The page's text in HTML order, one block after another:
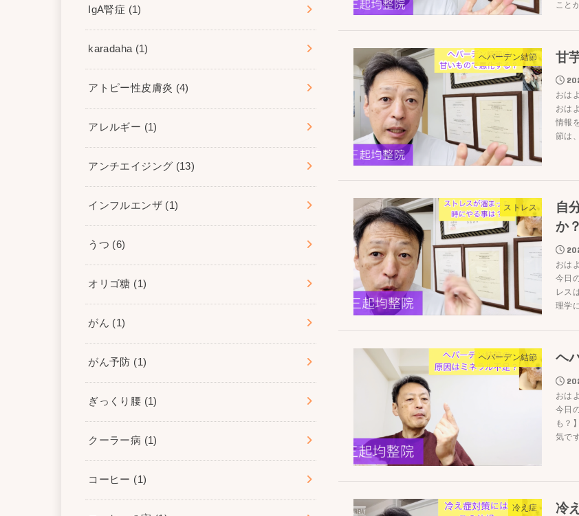
こと
ヘバーデン結節 甘
おは
おは
情報
節は
ストレス
自
か？
おは
今日
レス
理学
ヘバーデン結節 ヘ
おは
今日
も？
気で
冷え症
冷
IgA腎症 (1)
karadaha (1)
アトピー性皮膚炎 (4)
アレルギー (1)
アンチエイジング (13)
インフルエンザ (1)
うつ (6)
オリゴ糖 (1)
がん (1)
がん予防 (1)
ぎっくり腰 (1)
クーラー病 (1)
コーヒー (1)